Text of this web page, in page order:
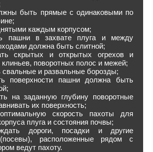
быть прямые с одинаковыми по
каждым корпусом;
пашни в захвате плуга и между
должна быть слитной;
скрытых и открытых огрехов и
клиньев, поворотных полос и межей;
свальные и развальные борозды;
поверхности пашни должна быть
на заданную глубину поворотные
их поверхность;
скорость пахоты для
плуга и состояния почвы;
дороги, посадки и другие
расположенные рядом с
ведут пахоту.